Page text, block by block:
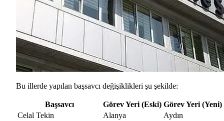
Bu illerde yapılan başsavcı değişiklikleri şu şekilde:
Başsavcı Görev Yeri (Eski) Görev Yeri (Yeni)
Celal Tekin
Alanya
Aydın